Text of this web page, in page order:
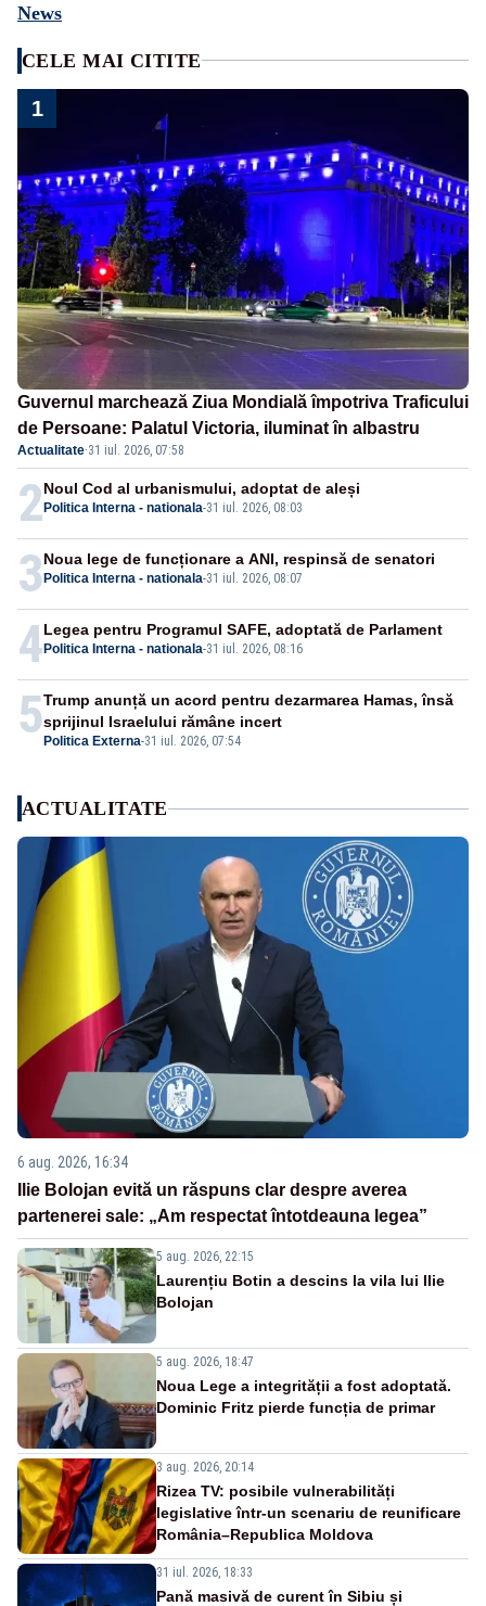
News
CELE MAI CITITE
1
Guvernul marchează Ziua Mondială împotriva Traficului
de Persoane: Palatul Victoria, iluminat în albastru
Actualitate·31 iul. 2026, 07:58
2 Politica Interna - nationala-31 iul. 2026, 08:03
Noul Cod al urbanismului, adoptat de aleși
3 Politica Interna - nationala-31 iul. 2026, 08:07
Noua lege de funcționare a ANI, respinsă de senatori
4 Politica Interna - nationala-31 iul. 2026, 08:16
Legea pentru Programul SAFE, adoptată de Parlament
5 Politica Externa-31 iul. 2026, 07:54
Trump anunță un acord pentru dezarmarea Hamas, însă
sprijinul Israelului rămâne incert
ACTUALITATE
6 aug. 2026, 16:34
Ilie Bolojan evită un răspuns clar despre averea
partenerei sale: „Am respectat întotdeauna legea”
5 aug. 2026, 22:15
Laurențiu Botin a descins la vila lui Ilie
Bolojan
5 aug. 2026, 18:47
Noua Lege a integrității a fost adoptată.
Dominic Fritz pierde funcția de primar
3 aug. 2026, 20:14
Rizea TV: posibile vulnerabilități
legislative într-un scenariu de reunificare
România–Republica Moldova
31 iul. 2026, 18:33
Pană masivă de curent în Sibiu și